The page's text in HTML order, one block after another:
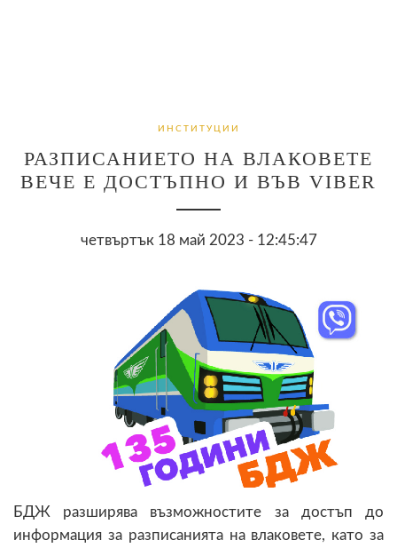
ИНСТИТУЦИИ
РАЗПИСАНИЕТО НА ВЛАКОВЕТЕ
ВЕЧЕ Е ДОСТЪПНО И ВЪВ VIBER
четвъртък 18 май 2023 - 12:45:47
БДЖ разширява възможностите за достъп до
информация за разписанията на влаковете, като за